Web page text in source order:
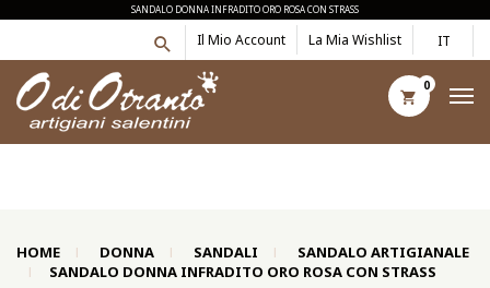
SANDALO DONNA INFRADITO ORO ROSA CON STRASS
IT
Il Mio Account La Mia Wishlist
0
HOME DONNA SANDALI
SANDALO ARTIGIANALE
SANDALO DONNA INFRADITO ORO ROSA CON STRASS